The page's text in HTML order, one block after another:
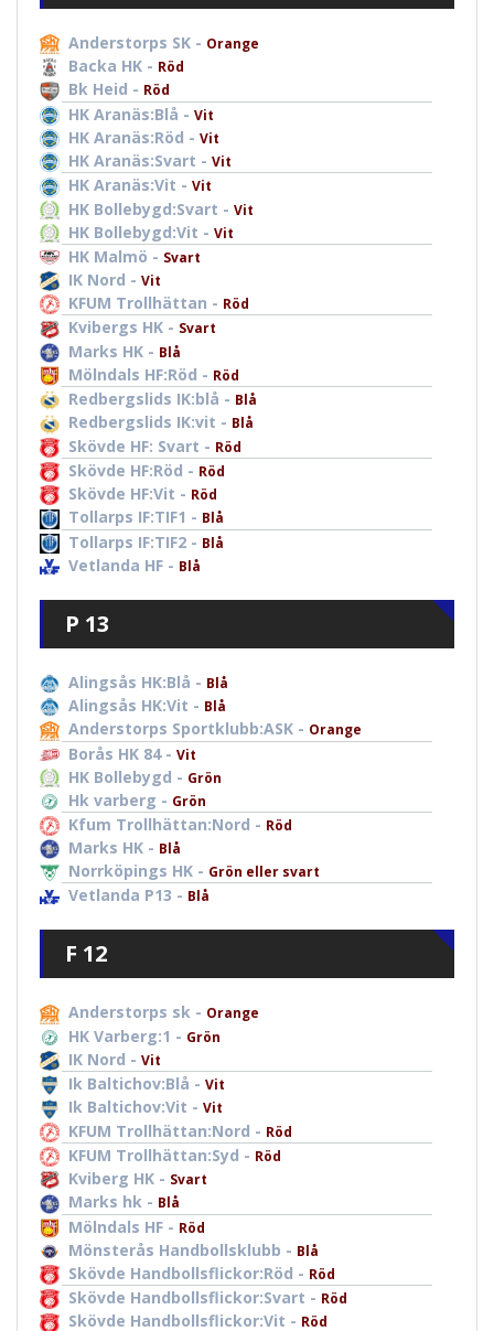
Anderstorps SK - Orange
Backa HK - Röd
Bk Heid - Röd
HK Aranäs:Blå - Vit
HK Aranäs:Röd - Vit
HK Aranäs:Svart - Vit
HK Aranäs:Vit - Vit
HK Bollebygd:Svart - Vit
HK Bollebygd:Vit - Vit
HK Malmö - Svart
IK Nord - Vit
KFUM Trollhättan - Röd
Kvibergs HK - Svart
Marks HK - Blå
Mölndals HF:Röd - Röd
Redbergslids IK:blå - Blå
Redbergslids IK:vit - Blå
Skövde HF: Svart - Röd
Skövde HF:Röd - Röd
Skövde HF:Vit - Röd
Tollarps IF:TIF1 - Blå
Tollarps IF:TIF2 - Blå
Vetlanda HF - Blå
P 13
Alingsås HK:Blå - Blå
Alingsås HK:Vit - Blå
Anderstorps Sportklubb:ASK - Orange
Borås HK 84 - Vit
HK Bollebygd - Grön
Hk varberg - Grön
Kfum Trollhättan:Nord - Röd
Marks HK - Blå
Norrköpings HK - Grön eller svart
Vetlanda P13 - Blå
F 12
Anderstorps sk - Orange
HK Varberg:1 - Grön
IK Nord - Vit
Ik Baltichov:Blå - Vit
Ik Baltichov:Vit - Vit
KFUM Trollhättan:Nord - Röd
KFUM Trollhättan:Syd - Röd
Kviberg HK - Svart
Marks hk - Blå
Mölndals HF - Röd
Mönsterås Handbollsklubb - Blå
Skövde Handbollsflickor:Röd - Röd
Skövde Handbollsflickor:Svart - Röd
Skövde Handbollsflickor:Vit - Röd